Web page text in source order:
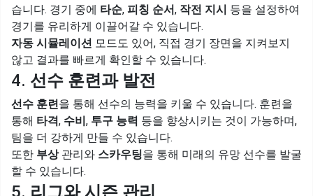
습니다. 경기 중에 타순, 피칭 순서, 작전 지시 등을 설정하여
경기를 유리하게 이끌어갈 수 있습니다.
자동 시뮬레이션 모드도 있어, 직접 경기 장면을 지켜보지
않고 결과를 빠르게 확인할 수 있습니다.
4. 선수 훈련과 발전
선수 훈련을 통해 선수의 능력을 키울 수 있습니다. 훈련을
통해 타격, 수비, 투구 능력 등을 향상시키는 것이 가능하며,
팀을 더 강하게 만들 수 있습니다.
또한 부상관리와 스카우팅을 통해 미래의 유망 선수를 발굴
할 수 있습니다.
5. 리그와 시즌 관리